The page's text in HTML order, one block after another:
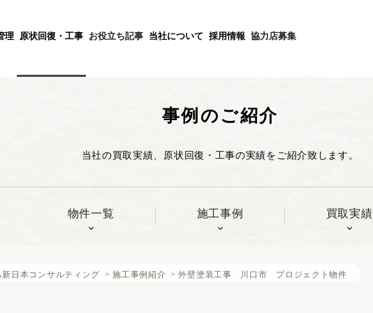
投資不動産を売却したい方
理 原状回復・工事 お役立ち記事 当社について
個人情報に関する公表文
採用情報 協力店募集
事例のご紹介
当社の買取実績、原状回復・工事の実績をご紹介致します。
物件一覧 施工事例 買取実績
日本コンサルティング >施工事例紹介 >外壁塗装工事 川口市 プロジェクト物件